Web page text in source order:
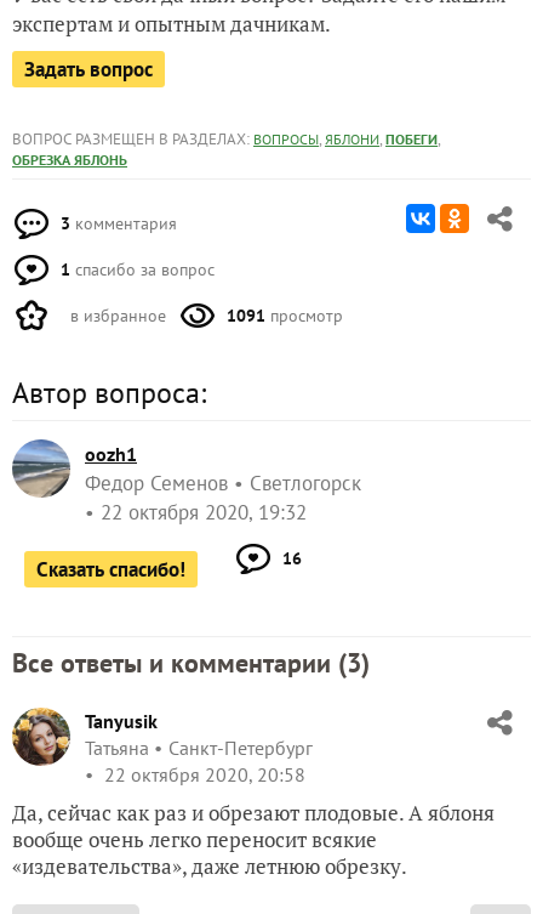
экспертам и опытным дачникам.
Задать вопрос
ВОПРОС РАЗМЕЩЕН В РАЗДЕЛАХ: ВОПРОСЫ, ЯБЛОНИ, ПОБЕГИ,
ОБРЕЗКА ЯБЛОНЬ
3 комментария
1 спасибо за вопрос
в избранное 1091 просмотр
Автор вопроса:
oozh1
Федор Семенов
Светлогорск
22 октября 2020, 19:32
Сказать спасибо! 16
Все ответы и комментарии (3)
Tanyusik
Татьяна
Санкт-Петербург
22 октября 2020, 20:58
Да, сейчас как раз и обрезают плодовые. А яблоня
вообще очень легко переносит всякие
«издевательства», даже летнюю обрезку.